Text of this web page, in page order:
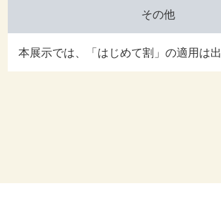
その他
本展示では、「はじめて割」の適用は出